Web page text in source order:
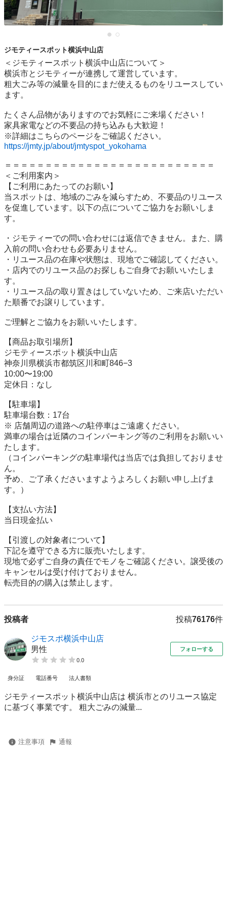
ジモティースポット横浜中山店
＜ジモティースポット横浜中山店について＞
横浜市とジモティーが連携して運営しています。
粗⼤ごみ等の減量を⽬的にまだ使えるものをリユースしてい
ます。
たくさん品物がありますのでお気軽にご来場ください！
家具家電などの不要品の持ち込みも大歓迎！
https://jmty.jp/about/jmtyspot_yokohama
＝＝＝＝＝＝＝＝＝＝＝＝＝＝＝＝＝＝＝＝＝＝＝＝＝＝
＜ご利用案内＞
【ご利用にあたってのお願い】
当スポットは、地域のごみを減らすため、不要品のリユース
を促進しています。以下の点についてご協力をお願いしま
す。
・ジモティーでの問い合わせには返信できません。また、購
入前の問い合わせも必要ありません。
・リユース品の在庫や状態は、現地でご確認してください。
・店内でのリユース品のお探しもご自身でお願いいたしま
す。
・リユース品の取り置きはしていないため、ご来店いただい
た順番でお譲りしています。
ご理解とご協力をお願いいたします。
【商品お取引場所】
ジモティースポット横浜中山店
神奈川県横浜市都筑区川和町846−3
10:00〜19:00
定休日：なし
【駐⾞場】
駐車場台数：17台
※ 店舗周辺の道路への駐停車はご遠慮ください。
満車の場合は近隣のコインパーキング等のご利用をお願いい
たします。
（コインパーキングの駐車場代は当店では負担しておりませ
ん。
予め、ご了承くださいますようよろしくお願い申し上げま
す。）
【⽀払い⽅法】
当日現金払い
【引渡しの対象者について】
下記を遵守できる⽅に販売いたします。
現地で必ずご⾃⾝の責任でモノをご確認ください。譲受後の
キャンセルは受け付けておりません。
転売⽬的の購⼊は禁⽌します。
投稿者 投稿76176件
ジモスポ横浜中山店
男性
0.0
フォローする
身分証 電話番号 法人書類
ジモティースポット横浜中山店は 横浜市とのリユース協定
に基づく事業です。 粗⼤ごみの減量...
注意事項 通報